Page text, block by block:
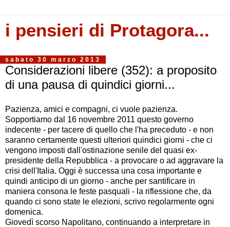
i pensieri di Protagora...
sabato 30 marzo 2013
Considerazioni libere (352): a proposito
di una pausa di quindici giorni...
Pazienza, amici e compagni, ci vuole pazienza.
Sopportiamo dal 16 novembre 2011 questo governo
indecente - per tacere di quello che l'ha preceduto - e non
saranno certamente questi ulteriori quindici giorni - che ci
vengono imposti dall'ostinazione senile del quasi ex-
presidente della Repubblica - a provocare o ad aggravare la
crisi dell'Italia. Oggi è successa una cosa importante e
quindi anticipo di un giorno - anche per santificare in
maniera consona le feste pasquali - la riflessione che, da
quando ci sono state le elezioni, scrivo regolarmente ogni
domenica.
Giovedì scorso Napolitano, continuando a interpretare in